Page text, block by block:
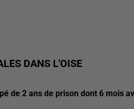
DANS L'OISE
de 2 ans de prison dont 6 mois